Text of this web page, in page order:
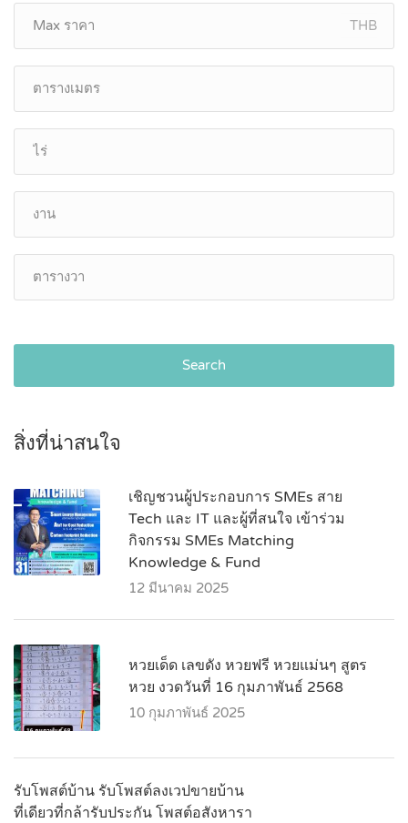
THB
Search
สิ่งที่น่าสนใจ
เชิญชวนผู้ประกอบการ SMEs สาย
Tech และ IT และผู้ที่สนใจ เข้าร่วม
กิจกรรม SMEs Matching
Knowledge & Fund
12 มีนาคม 2025
หวยเด็ด เลขดัง หวยฟรี หวยแม่นๆ สูตร
หวย งวดวันที่ 16 กุมภาพันธ์ 2568
10 กุมภาพันธ์ 2025
รับโพสต์บ้าน รับโพสต์ลงเวปขายบ้าน
ที่เดียวที่กล้ารับประกัน โพสต์อสังหารา